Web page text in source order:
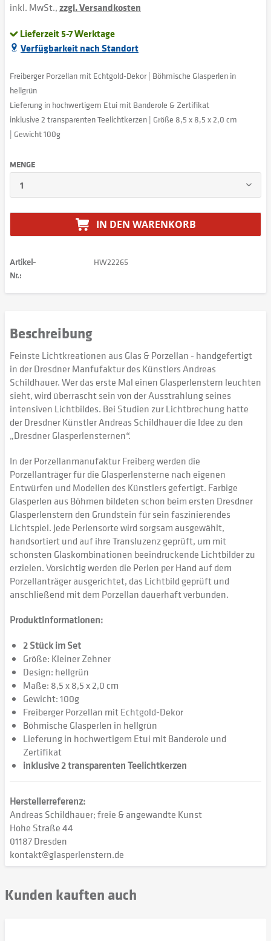
inkl. MwSt.,zzgl. Versandkosten
Lieferzeit 5-7 Werktage
Verfügbarkeit nach Standort
Freiberger Porzellan mit Echtgold-Dekor | Böhmische Glasperlen in
hellgrün
Lieferung in hochwertigem Etui mit Banderole & Zertifikat
inklusive 2 transparenten Teelichtkerzen | Größe 8,5 x 8,5 x 2,0 cm
| Gewicht 100g
MENGE
IN DEN WARENKORB
Artikel-
Nr.:
HW22265
Beschreibung
Feinste Lichtkreationen aus Glas & Porzellan - handgefertigt
in der Dresdner Manfufaktur des Künstlers Andreas
Schildhauer. Wer das erste Mal einen Glasperlenstern leuchten
sieht, wird überrascht sein von der Ausstrahlung seines
intensiven Lichtbildes. Bei Studien zur Lichtbrechung hatte
der Dresdner Künstler Andreas Schildhauer die Idee zu den
„Dresdner Glasperlensternen“.
In der Porzellanmanufaktur Freiberg werden die
Porzellanträger für die Glasperlensterne nach eigenen
Entwürfen und Modellen des Künstlers gefertigt. Farbige
Glasperlen aus Böhmen bildeten schon beim ersten Dresdner
Glasperlenstern den Grundstein für sein faszinierendes
Lichtspiel. Jede Perlensorte wird sorgsam ausgewählt,
handsortiert und auf ihre Transluzenz geprüft, um mit
schönsten Glaskombinationen beeindruckende Lichtbilder zu
erzielen. Vorsichtig werden die Perlen per Hand auf dem
Porzellanträger ausgerichtet, das Lichtbild geprüft und
anschließend mit dem Porzellan dauerhaft verbunden.
Produktinformationen:
2 Stück im Set
Größe: Kleiner Zehner
Design: hellgrün
Maße: 8,5 x 8,5 x 2,0 cm
Gewicht: 100g
Freiberger Porzellan mit Echtgold-Dekor
Böhmische Glasperlen in hellgrün
Lieferung in hochwertigem Etui mit Banderole und
Zertifikat
inklusive 2 transparenten Teelichtkerzen
Herstellerreferenz:
Andreas Schildhauer; freie & angewandte Kunst
Hohe Straße 44
01187 Dresden
kontakt@glasperlenstern.de
Kunden kauften auch